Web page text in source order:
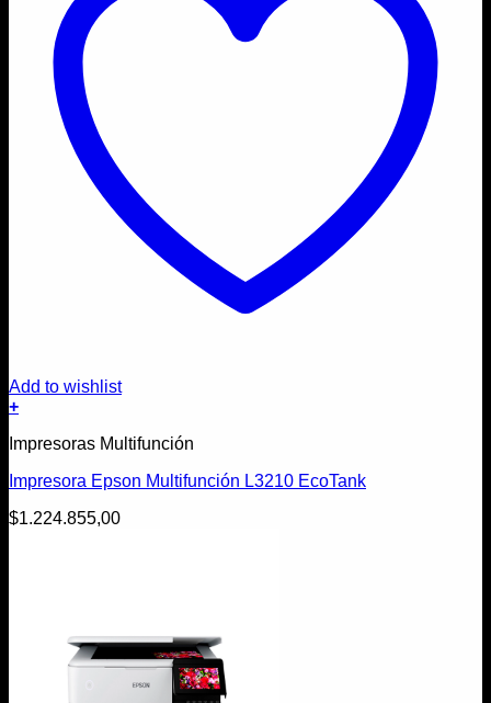
Add to wishlist
+
Impresoras Multifunción
Impresora Epson Multifunción L3210 EcoTank
$1.224.855,00